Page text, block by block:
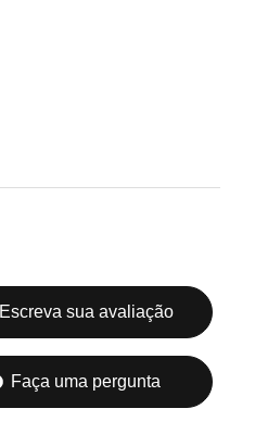
Escreva sua avaliação
Faça uma pergunta